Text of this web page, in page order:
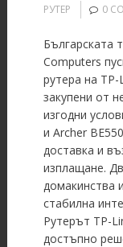
РУТЕР
0
Българската
Computers
рутера на
закупени от
изгодни
и Archer
доставка и
изплащане.
домакинства
стабилна
Рутерът TP-
достъпно